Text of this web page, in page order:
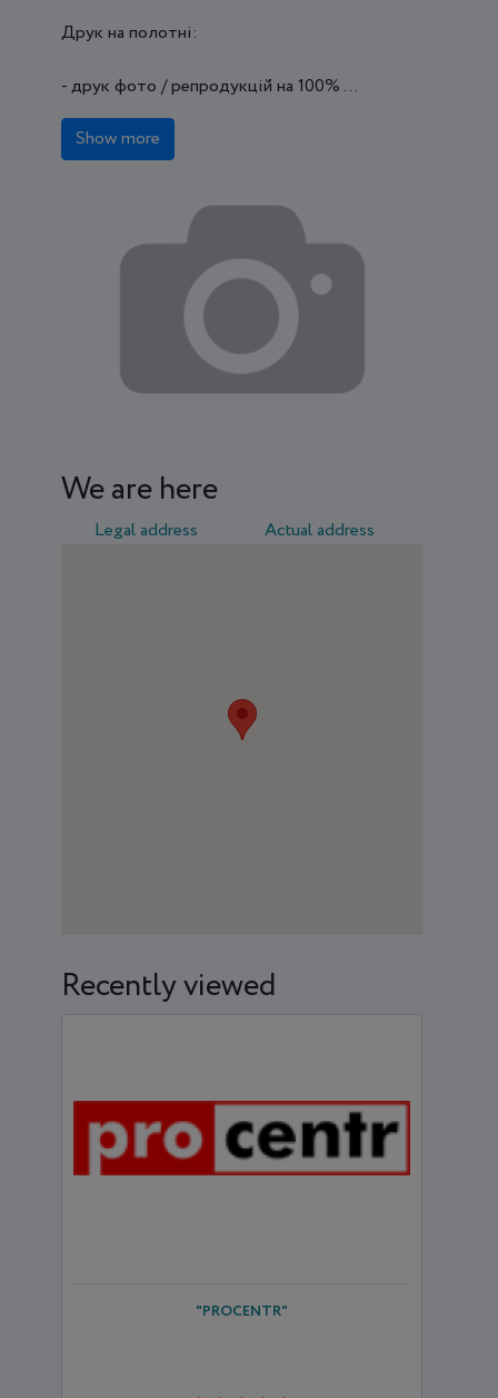
Друк на полотні:
- друк фото / репродукцій на 100% ...
Show more
We are here
Legal address Actual address
Recently viewed
"PROCENTR"